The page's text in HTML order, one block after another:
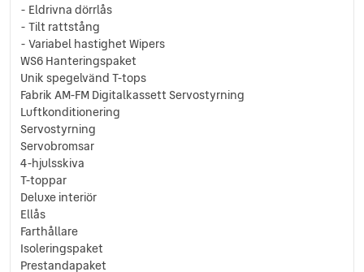
- Eldrivna dörrlås
- Tilt rattstång
- Variabel hastighet Wipers
WS6 Hanteringspaket
Unik spegelvänd T-tops
Fabrik AM-FM Digitalkassett Servostyrning
Luftkonditionering
Servostyrning
Servobromsar
4-hjulsskiva
T-toppar
Deluxe interiör
Ellås
Farthållare
Isoleringspaket
Prestandapaket